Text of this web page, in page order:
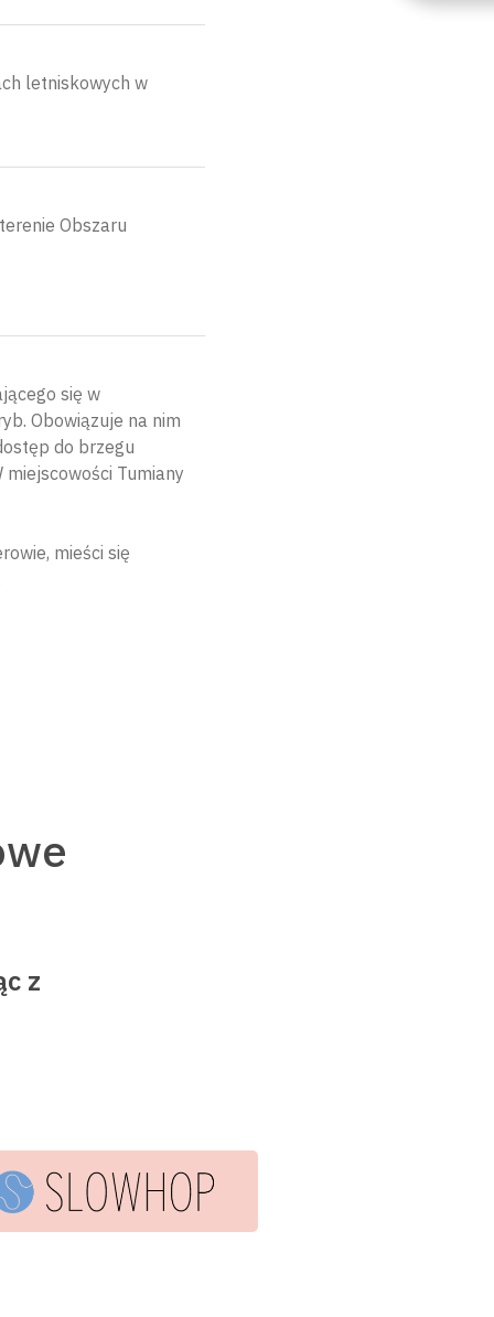
letniskowych w
Obszaru
się w
Obowiązuje na nim
do brzegu
Tumiany
mieści się
z